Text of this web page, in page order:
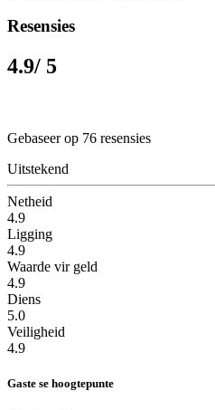
Resensies
4.9/ 5
Gebaseer op 76 resensies
Uitstekend
Netheid
4.9
Ligging
4.9
Waarde vir geld
4.9
Diens
5.0
Veiligheid
4.9
Gaste se hoogtepunte